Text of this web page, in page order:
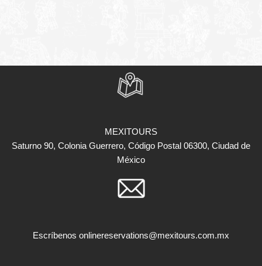
MEXITOURS
Saturno 90, Colonia Guerrero, Código Postal 06300, Ciudad de
México
Escríbenos onlinereservations@mexitours.com.mx